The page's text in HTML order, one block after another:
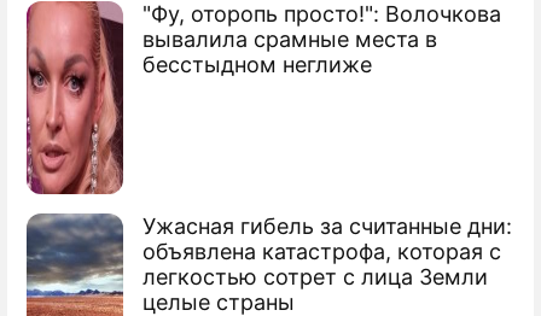
"Фу, оторопь просто!": Волочкова
вывалила срамные места в
бесстыдном неглиже
Ужасная гибель за считанные дни:
объявлена катастрофа, которая с
легкостью сотрет с лица Земли
целые страны